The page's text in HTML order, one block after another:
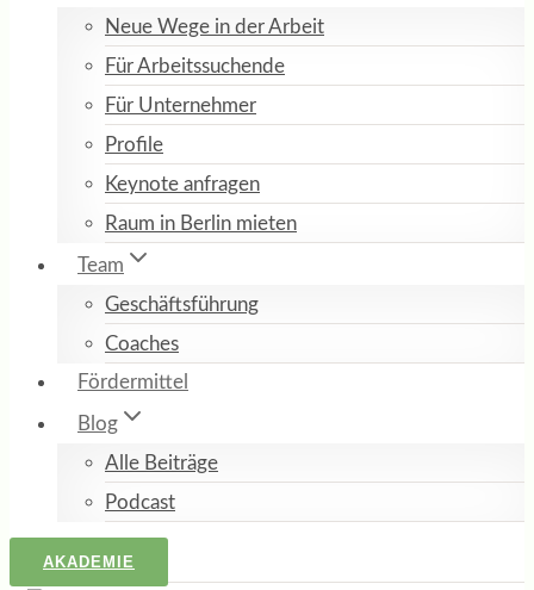
Neue Wege in der Arbeit
Für Arbeitssuchende
Für Unternehmer
Profile
Keynote anfragen
Raum in Berlin mieten
Team
Geschäftsführung
Coaches
Fördermittel
Blog
Alle Beiträge
Podcast
AKADEMIE